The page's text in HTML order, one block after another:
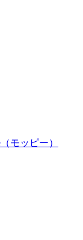
モッピー）